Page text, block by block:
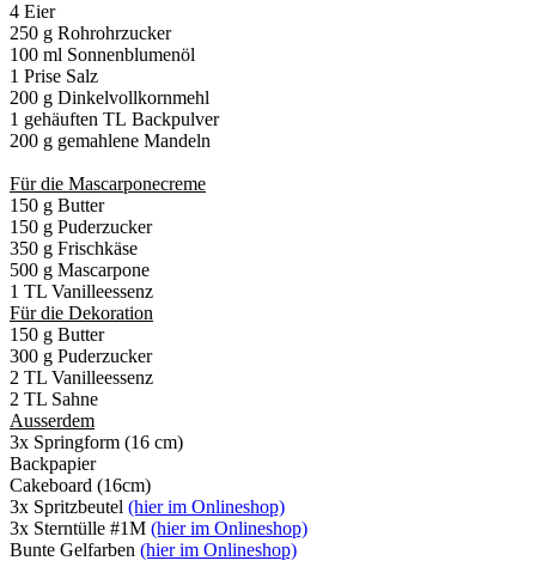
4 Eier
250 g Rohrohrzucker
100 ml Sonnenblumenöl
1 Prise Salz
200 g Dinkelvollkornmehl
1 gehäuften TL Backpulver
200 g gemahlene Mandeln
Für die Mascarponecreme
150 g Butter
150 g Puderzucker
350 g Frischkäse
500 g Mascarpone
1 TL Vanilleessenz
Für die Dekoration
150 g Butter
300 g Puderzucker
2 TL Vanilleessenz
2 TL Sahne
Ausserdem
3x Springform (16 cm)
Backpapier
Cakeboard (16cm)
3x Spritzbeutel (hier im Onlineshop)
3x Sterntülle #1M (hier im Onlineshop)
Bunte Gelfarben (hier im Onlineshop)